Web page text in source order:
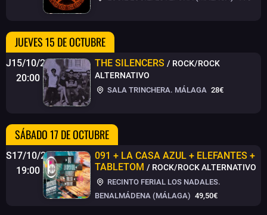
JUEVES 15 DE OCTUBRE
J15/10/26
20:00
THE SILENCERS / ROCK/ROCK
ALTERNATIVO
SALA TRINCHERA. MÁLAGA 28€
SÁBADO 17 DE OCTUBRE
S17/10/26
19:00
091 + LA CASA AZUL + ELEFANTES +
TABLETOM / ROCK/ROCK ALTERNATIVO
RECINTO FERIAL LOS NADALES.
BENALMÁDENA (MÁLAGA) 49,50€